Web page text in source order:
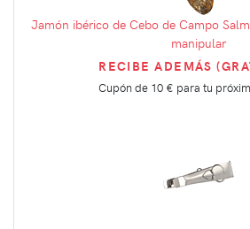
Jamón ibérico de Cebo de Campo
manipular
RECIBE ADEMÁS
Cupón de 10 € para tu